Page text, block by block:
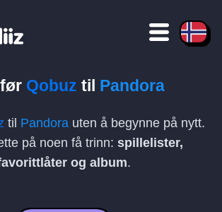
Qobuz til Pandora
til Pandorauten å begynne på nytt.
på noen få trinn: spillelister,
og album.